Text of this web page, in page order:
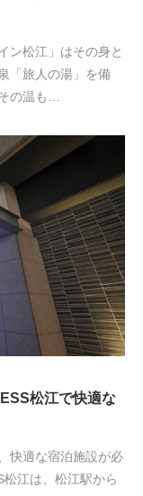
ン松江」はその身と
「旅人の湯」を備
の温も…
松江で快適な
快適な宿泊施設が必
江は、松江駅から